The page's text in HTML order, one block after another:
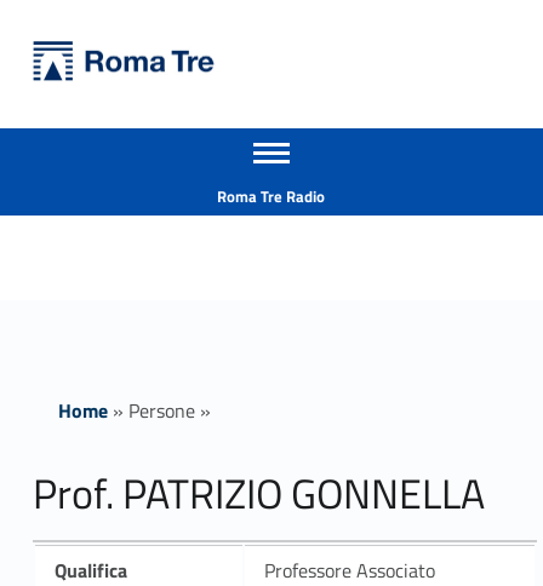
Prof. PATRIZIO GONNELLA ricerca - Università Roma Tre
Apri il menu secondario
Roma Tre Radio
Home» Persone»
Prof. PATRIZIO GONNELLA
Qualifica
Professore Associato